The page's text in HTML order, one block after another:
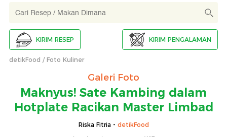
KIRIM RESEP KIRIM PENGALAMAN
detikFood Foto Kuliner
Galeri Foto
Maknyus! Sate Kambing dalam
Hotplate Racikan Master Limbad
Riska Fitria - detikFood